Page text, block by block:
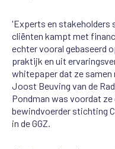
'Experts en stakeholders
cliënten kampt met
echter vooral gebaseerd
praktijk en uit
whitepaper dat ze
Joost Beuving van de
Pondman was voordat
bewindvoerder stichting
in de GGZ.